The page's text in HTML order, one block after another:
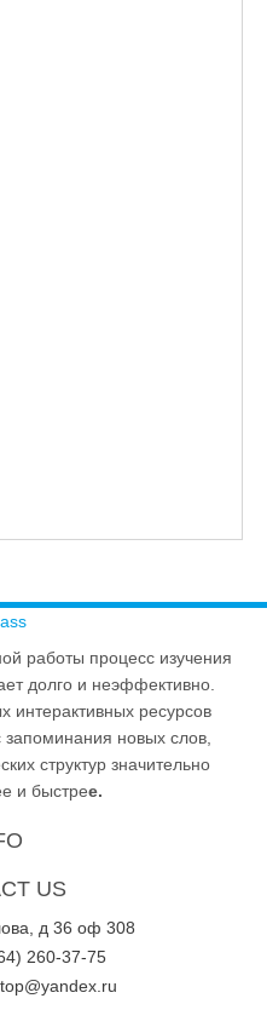
работы процесс изучения
долго и неэффективно.
интерактивных ресурсов
запоминания новых слов,
структур значительно
и быстрее.
US
д 36 оф 308
260-37-75